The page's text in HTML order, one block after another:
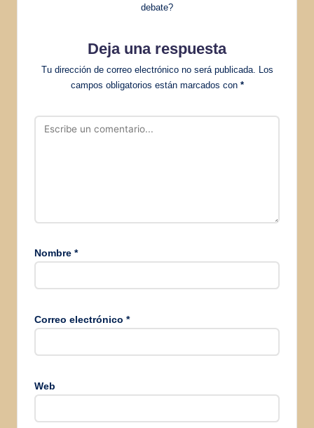
debate?
Deja una respuesta
Tu dirección de correo electrónico no será publicada. Los
campos obligatorios están marcados con *
Nombre *
Correo electrónico *
Web